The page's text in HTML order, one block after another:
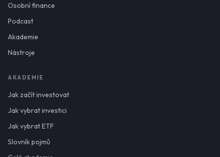
Osobní finance
Podcast
Akademie
Nástroje
AKADEMIE
Jak začít investovat
Jak vybrat investici
Jak vybrat ETF
Slovník pojmů